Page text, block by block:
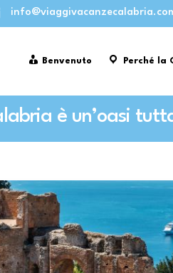
Benvenuto Perché la
è un’oasi